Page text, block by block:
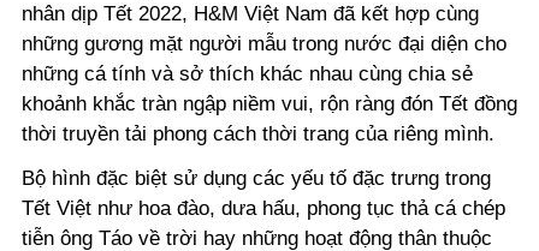
nhân dịp Tết 2022, H&M Việt Nam đã kết hợp cùng
những gương mặt người mẫu trong nước đại diện cho
những cá tính và sở thích khác nhau cùng chia sẻ
khoảnh khắc tràn ngập niềm vui, rộn ràng đón Tết đồng
thời truyền tải phong cách thời trang của riêng mình.
Bộ hình đặc biệt sử dụng các yếu tố đặc trưng trong
Tết Việt như hoa đào, dưa hấu, phong tục thả cá chép
tiễn ông Táo về trời hay những hoạt động thân thuộc